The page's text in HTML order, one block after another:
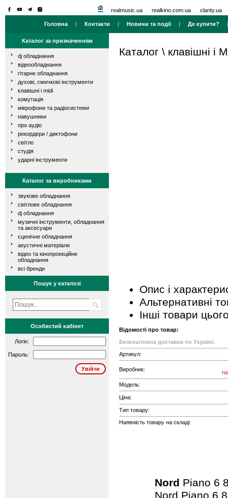
realmusic.ua realkino.com.ua clarity.ua
Головна | Контакти | Новини та події| Де купити?
Каталог за призначенням
dj обладнання
відеообладнання
гітарне обладнання
духові, смичкові інструменти
клавішні і midi
комутація
мікрофони та радіосистеми
навушники
про аудіо
рекордери / диктофони
світло
студія
ударні інструменти
Каталог за виробниками
звукове обладнання
світлове обладнання
dj обладнання
музичні інструменти, обладнання
та аксесуари
сценічне обладнання
акустичні матеріали
відео та кінопроекційне
обладнання
всі бренди
Пошук у каталозі
Особистий кабінет
Логін:
Пароль:
Каталог \ клавішні і
Опис і
Альтернативні
Інші товари
Відомості про товар:
Безкоштовна доставка по Україні.
Артикул:
Виробник:
Модель:
Ціна:
Тип товару:
Наявність товару на складі:
Nord Piano 6